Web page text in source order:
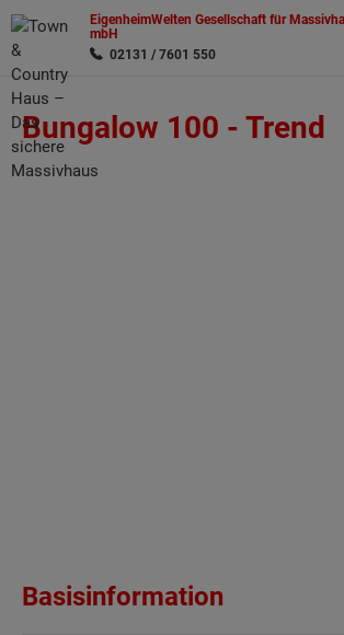
EigenheimWelten Gesellschaft für
mbH
02131 / 7601 550
Bungalow 100 - Trend
Basisinformation
Wonach möchten Sie suchen?